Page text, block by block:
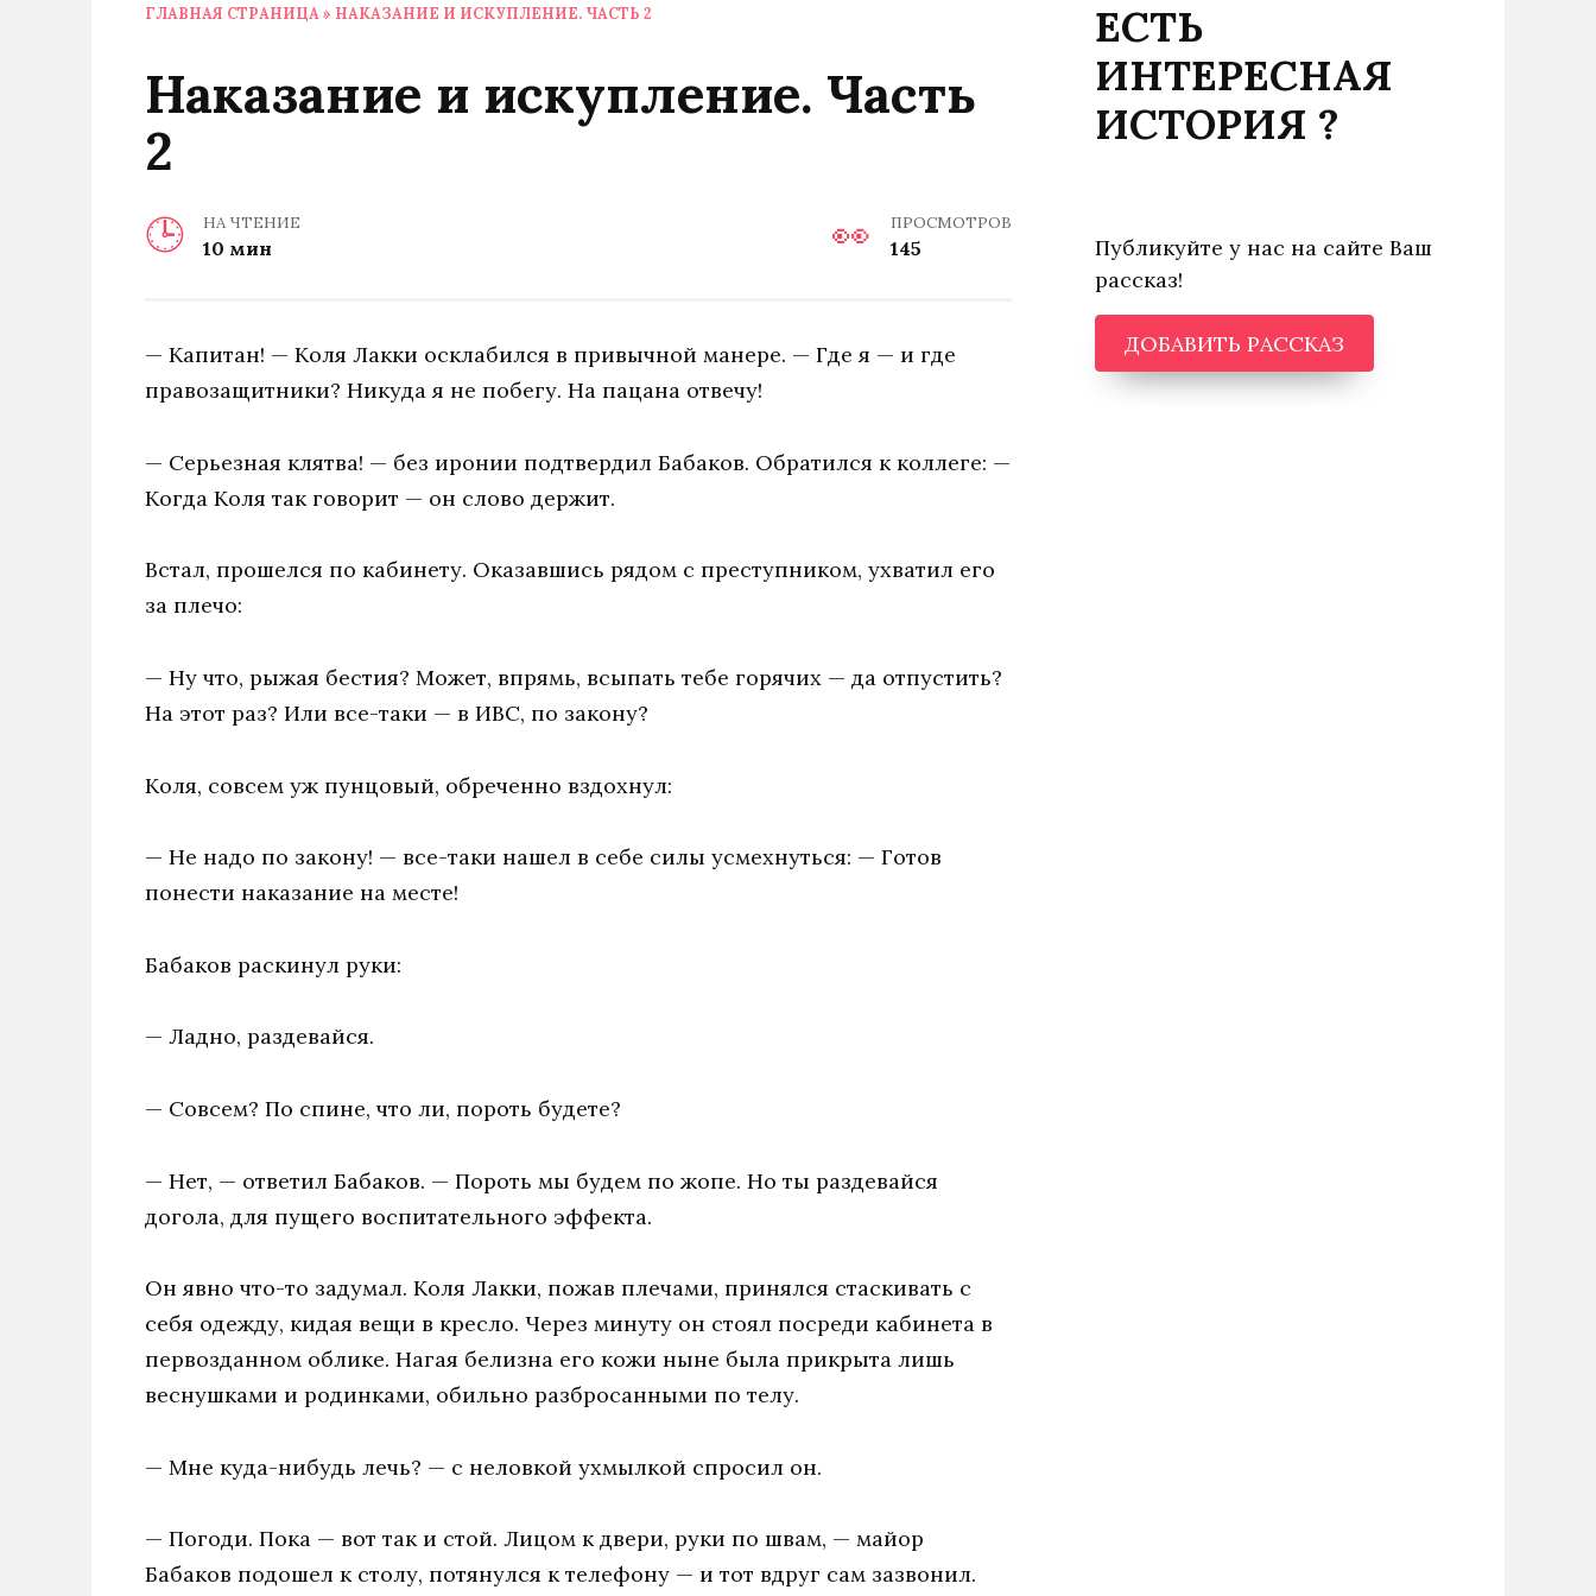
ГЛАВНАЯ СТРАНИЦА » НАКАЗАНИЕ И ИСКУПЛЕНИЕ. ЧАСТЬ 2
Наказание и искупление. Часть
2
НА ЧТЕНИЕ
10 мин
ПРОСМОТРОВ
145
— Капитан! — Коля Лакки осклабился в привычной манере. — Где я — и где
правозащитники? Никуда я не побегу. На пацана отвечу!
— Серьезная клятва! — без иронии подтвердил Бабаков. Обратился к коллеге: —
Когда Коля так говорит — он слово держит.
Встал, прошелся по кабинету. Оказавшись рядом с преступником, ухватил его
за плечо:
— Ну что, рыжая бестия? Может, впрямь, всыпать тебе горячих — да отпустить?
На этот раз? Или все-таки — в ИВС, по закону?
Коля, совсем уж пунцовый, обреченно вздохнул:
— Не надо по закону! — все-таки нашел в себе силы усмехнуться: — Готов
понести наказание на месте!
Бабаков раскинул руки:
— Ладно, раздевайся.
— Совсем? По спине, что ли, пороть будете?
— Нет, — ответил Бабаков. — Пороть мы будем по жопе. Но ты раздевайся
догола, для пущего воспитательного эффекта.
Он явно что-то задумал. Коля Лакки, пожав плечами, принялся стаскивать с
себя одежду, кидая вещи в кресло. Через минуту он стоял посреди кабинета в
первозданном облике. Нагая белизна его кожи ныне была прикрыта лишь
веснушками и родинками, обильно разбросанными по телу.
— Мне куда-нибудь лечь? — с неловкой ухмылкой спросил он.
— Погоди. Пока — вот так и стой. Лицом к двери, руки по швам, — майор
Бабаков подошел к столу, потянулся к телефону — и тот вдруг сам зазвонил.
ЕСТЬ
ИНТЕРЕСНАЯ
ИСТОРИЯ ?
Публикуйте у нас на сайте Ваш
рассказ!
ДОБАВИТЬ РАССКАЗ